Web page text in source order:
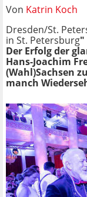
Von Katrin Koch
Dresden/St.
in St. Petersburg"
Der Erfolg der
Hans-Joachim
(Wahl)Sachsen
manch